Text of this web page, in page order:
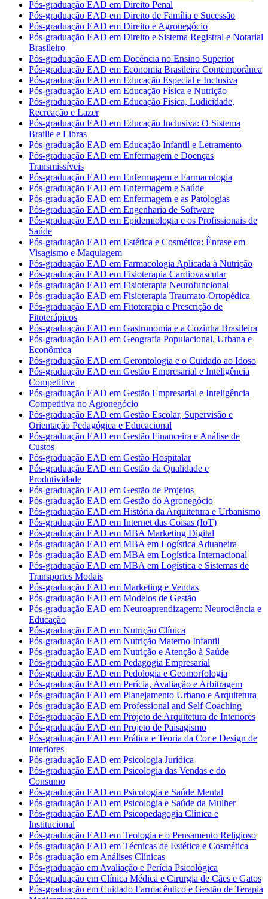
Pós-graduação EAD em Direito Penal
Pós-graduação EAD em Direito de Família e Sucessão
Pós-graduação EAD em Direito e Agronegócio
Pós-graduação EAD em Direito e Sistema Registral e Notarial
Brasileiro
Pós-graduação EAD em Docência no Ensino Superior
Pós-graduação EAD em Economia Brasileira Contemporânea
Pós-graduação EAD em Educação Especial e Inclusiva
Pós-graduação EAD em Educação Física e Nutrição
Pós-graduação EAD em Educação Física, Ludicidade,
Recreação e Lazer
Pós-graduação EAD em Educação Inclusiva: O Sistema
Braille e Libras
Pós-graduação EAD em Educação Infantil e Letramento
Pós-graduação EAD em Enfermagem e Doenças
Transmissíveis
Pós-graduação EAD em Enfermagem e Farmacologia
Pós-graduação EAD em Enfermagem e Saúde
Pós-graduação EAD em Enfermagem e as Patologias
Pós-graduação EAD em Engenharia de Software
Pós-graduação EAD em Epidemiologia e os Profissionais de
Saúde
Pós-graduação EAD em Estética e Cosmética: Ênfase em
Visagismo e Maquiagem
Pós-graduação EAD em Farmacologia Aplicada à Nutrição
Pós-graduação EAD em Fisioterapia Cardiovascular
Pós-graduação EAD em Fisioterapia Neurofuncional
Pós-graduação EAD em Fisioterapia Traumato-Ortopédica
Pós-graduação EAD em Fitoterapia e Prescrição de
Fitoterápicos
Pós-graduação EAD em Gastronomia e a Cozinha Brasileira
Pós-graduação EAD em Geografia Populacional, Urbana e
Econômica
Pós-graduação EAD em Gerontologia e o Cuidado ao Idoso
Pós-graduação EAD em Gestão Empresarial e Inteligência
Competitiva
Pós-graduação EAD em Gestão Empresarial e Inteligência
Competitiva no Agronegócio
Pós-graduação EAD em Gestão Escolar, Supervisão e
Orientação Pedagógica e Educacional
Pós-graduação EAD em Gestão Financeira e Análise de
Custos
Pós-graduação EAD em Gestão Hospitalar
Pós-graduação EAD em Gestão da Qualidade e
Produtividade
Pós-graduação EAD em Gestão de Projetos
Pós-graduação EAD em Gestão do Agronegócio
Pós-graduação EAD em História da Arquitetura e Urbanismo
Pós-graduação EAD em Internet das Coisas (IoT)
Pós-graduação EAD em MBA Marketing Digital
Pós-graduação EAD em MBA em Logística Aduaneira
Pós-graduação EAD em MBA em Logística Internacional
Pós-graduação EAD em MBA em Logística e Sistemas de
Transportes Modais
Pós-graduação EAD em Marketing e Vendas
Pós-graduação EAD em Modelos de Gestão
Pós-graduação EAD em Neuroaprendizagem: Neurociência e
Educação
Pós-graduação EAD em Nutrição Clínica
Pós-graduação EAD em Nutrição Materno Infantil
Pós-graduação EAD em Nutrição e Atenção à Saúde
Pós-graduação EAD em Pedagogia Empresarial
Pós-graduação EAD em Pedologia e Geomorfologia
Pós-graduação EAD em Perícia, Avaliação e Arbitragem
Pós-graduação EAD em Planejamento Urbano e Arquitetura
Pós-graduação EAD em Professional and Self Coaching
Pós-graduação EAD em Projeto de Arquitetura de Interiores
Pós-graduação EAD em Projeto de Paisagismo
Pós-graduação EAD em Prática e Teoria da Cor e Design de
Interiores
Pós-graduação EAD em Psicologia Jurídica
Pós-graduação EAD em Psicologia das Vendas e do
Consumo
Pós-graduação EAD em Psicologia e Saúde Mental
Pós-graduação EAD em Psicologia e Saúde da Mulher
Pós-graduação EAD em Psicopedagogia Clínica e
Institucional
Pós-graduação EAD em Teologia e o Pensamento Religioso
Pós-graduação EAD em Técnicas de Estética e Cosmética
Pós-graduação em Análises Clínicas
Pós-graduação em Avaliação e Perícia Psicológica
Pós-graduação em Clínica Médica e Cirurgia de Cães e Gatos
Pós-graduação em Cuidado Farmacêutico e Gestão de Terapia